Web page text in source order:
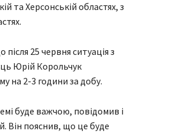
та Херсонській областях, з
25 червня ситуація з
Юрій Корольчук
на 2-3 години за добу.
буде важчою, повідомив і
Він пояснив, що це буде